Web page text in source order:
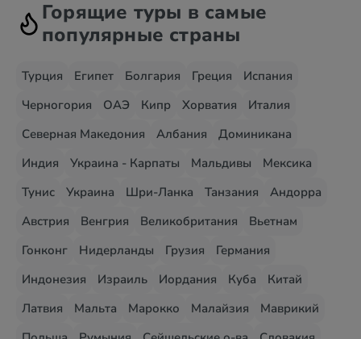
Горящие туры в самые
популярные страны
Турция Египет Болгария Греция
Испания
Черногория
ОАЭ Кипр Хорватия
Италия
Северная Македония
Албания
Доминикана
Индия
Украина - Карпаты Мальдивы
Мексика
Тунис
Украина Шри-Ланка Танзания
Андорра
Австрия
Венгрия Великобритания
Вьетнам
Гонконг
Нидерланды Грузия
Германия
Индонезия
Израиль Иордания Куба
Китай
Латвия
Мальта Марокко Малайзия
Маврикий